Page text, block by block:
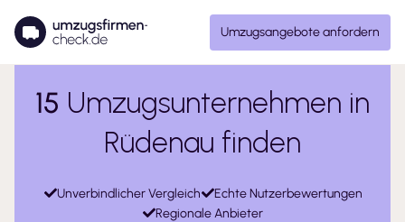
Umzugsangebote anfordern
15 Umzugsunternehmen in
Rüdenau finden
Unverbindlicher Vergleich
Echte Nutzerbewertungen
Regionale Anbieter